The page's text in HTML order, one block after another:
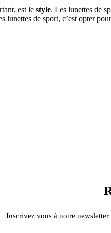
est le style. Les lunettes de
de sport, c’est opter
Inscrivez vous à notre